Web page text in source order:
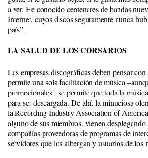
a ver. He conocido centenares de bandas
Internet, cuyos discos seguramente nunca
país”.
LA SALUD DE LOS CORSARIOS
Las empresas discográficas deben pensar
permite una sola facilitación de música
promocionales-, se permite que toda la
para ser descargada. De ahí, la minuciosa
la Recording Industry Association of
alguno de sus miembros, vienen desplegando
compañías proveedoras de programas de
servidores que los albergan y usuarios de los